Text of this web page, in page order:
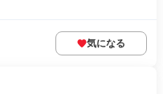
気になる